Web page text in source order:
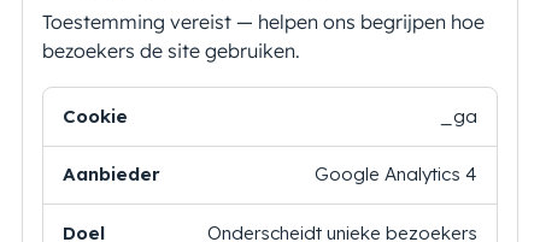
Toestemming vereist — helpen ons begrijpen hoe
bezoekers de site gebruiken.
Cookie Bewaartermijn
_ga
Google Analytics 4
Onderscheidt unieke bezoekers